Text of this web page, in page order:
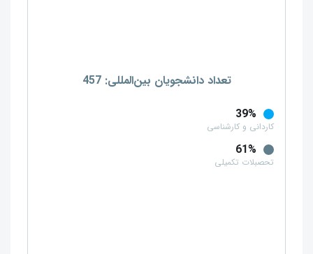
تعداد دانشجویان بین‌المللی: 457
39%
کاردانی و کارشناسی
61%
تحصبلات تکمیلی